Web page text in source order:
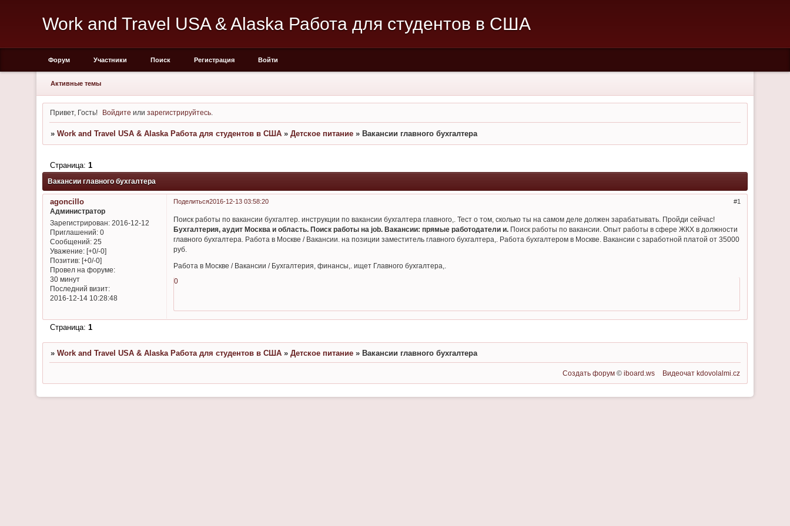
Work and Travel USA & Alaska Работа для студентов в США
Форум Участники Поиск Регистрация Войти
Активные темы
Привет, Гость! Войдите илизарегистрируйтесь
» Work and Travel USA & Alaska Работа для студентов в США » Детское питание » Вакансии главного бухгалтера
Вакансии главного бухгалтера
Страница: 1
Поделиться 1
2016-12-13 03:58:20
agoncillo
Администратор
Зарегистрирован: 2016-12-12
Приглашений:0
Сообщений:25
Уважение: [+0/-0]
Позитив: [+0/-0]
Провел на форуме:
30 минут
Последний визит:
2016-12-14 10:28:48
Поиск работы по вакансии бухгалтер. инструкции по вакансии бухгалтера главного,. Тест о том, сколько ты на самом деле должен зарабатывать. Пройди сейчас!
Бухгалтерия, аудит Москва и область. Поиск работы на job. Вакансии: прямые работодатели и. Поиск работы по вакансии. Опыт работы в сфере ЖКХ в должности
главного бухгалтера. Работа в Москве / Вакансии. на позиции заместитель главного бухгалтера,. Работа бухгалтером в Москве. Вакансии с заработной платой от 35000
руб.
Работа в Москве / Вакансии / Бухгалтерия, финансы,. ищет Главного бухгалтера,.
0
Страница: 1
» Work and Travel USA & Alaska Работа для студентов в США » Детское питание » Вакансии главного бухгалтера
Создать форум ©iboard.ws Видеочат kdovolalmi.cz